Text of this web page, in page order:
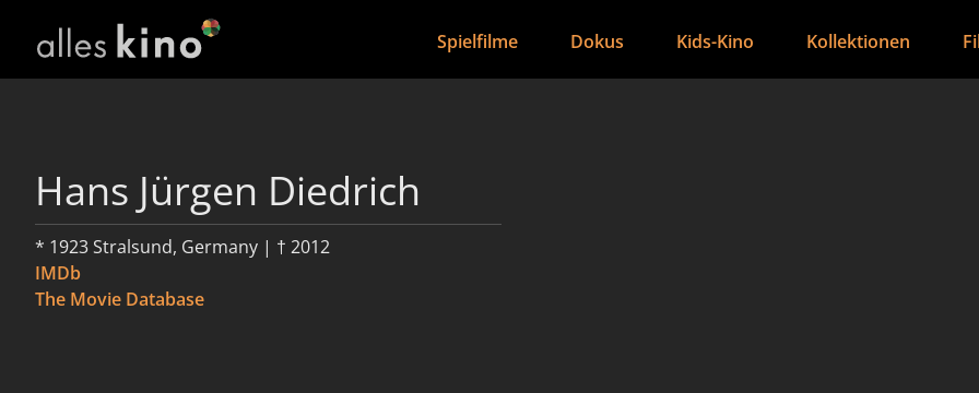
Spielfilme Dokus Kids-Kino Kollektionen
Hans Jürgen Diedrich
* 1923 Stralsund, Germany | † 2012
IMDb
The Movie Database